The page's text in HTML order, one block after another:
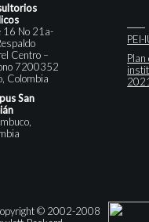
16 No 21a-
Centro –
7200352
Colombia
San
PEI-
Plan
2021
© 2002-2008